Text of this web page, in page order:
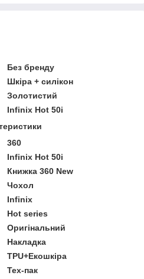
Без бренду
Шкіра + силікон
Золотистий
Infinix Hot 50i
360
Infinix Hot 50i
Книжка 360 New
Чохол
Infinix
Hot series
Оригінальний
Накладка
TPU+Екошкіра
Тех-пак